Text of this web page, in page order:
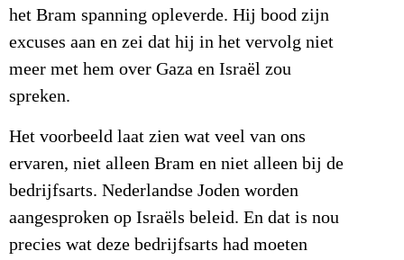
het Bram spanning opleverde. Hij bood zijn
excuses aan en zei dat hij in het vervolg niet
meer met hem over Gaza en Israël zou
spreken.
Het voorbeeld laat zien wat veel van ons
ervaren, niet alleen Bram en niet alleen bij de
bedrijfsarts. Nederlandse Joden worden
aangesproken op Israëls beleid. En dat is nou
precies wat deze bedrijfsarts had moeten